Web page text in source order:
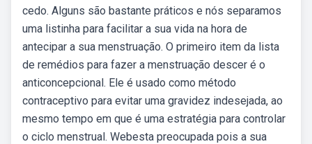
cedo. Alguns são bastante práticos e nós separamos
uma listinha para facilitar a sua vida na hora de
antecipar a sua menstruação. O primeiro item da lista
de remédios para fazer a menstruação descer é o
anticoncepcional. Ele é usado como método
contraceptivo para evitar uma gravidez indesejada, ao
mesmo tempo em que é uma estratégia para controlar
o ciclo menstrual. Webesta preocupada pois a sua